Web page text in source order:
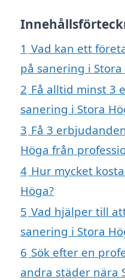
1 Vad kan ett
på sanering i
2 Få alltid minst 3
sanering i Stora
3 Få 3
Höga från
4 Hur mycket
Höga?
5 Vad hjälper till
sanering i Stora
6 Sök efter en
andra städer nära